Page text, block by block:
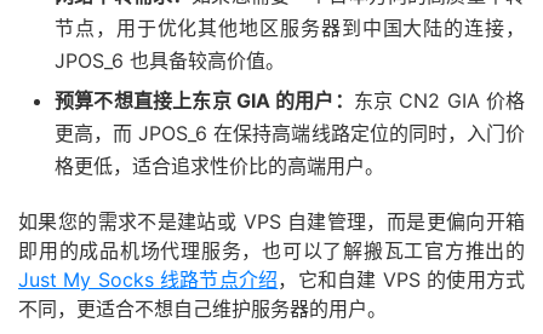
节点，用于优化其他地区服务器到中国大陆的连接，
JPOS_6 也具备较高价值。
预算不想直接上东京 GIA 的用户： 东京 CN2 GIA 价格
更高，而 JPOS_6 在保持高端线路定位的同时，入门价
格更低，适合追求性价比的高端用户。
如果您的需求不是建站或 VPS 自建管理，而是更偏向开箱
即用的成品机场代理服务，也可以了解搬瓦工官方推出的
Just My Socks 线路节点介绍，它和自建 VPS 的使用方式
不同，更适合不想自己维护服务器的用户。